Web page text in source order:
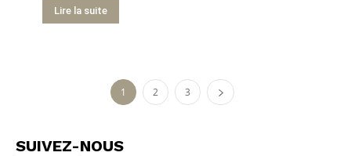
Lire la suite
1 2 3
SUIVEZ-NOUS